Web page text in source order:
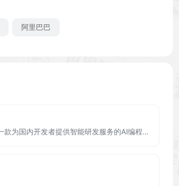
阿里巴巴
CodeFuse 是一款为国内开发者提供智能研发服务的AI编程工具，该产品是基于蚂蚁集团自研的基础大模型进行微调的代码大模型。